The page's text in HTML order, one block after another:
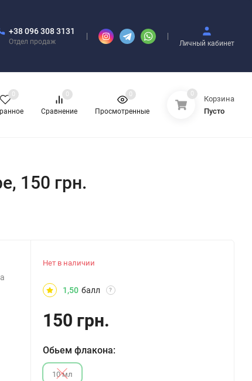
+38 096 308 3131
Отдел продаж Личный кабинет
0
Сравнение
0
Просмотренные
0 0
Корзина
Пусто
150 грн.
Нет в наличии
1,50 балл ?
150 грн.
Обьем флакона:
10 мл